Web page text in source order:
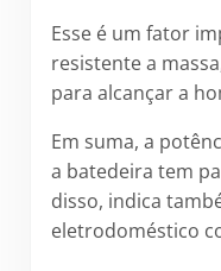
Esse é um fator
resistente a
para alcançar a
Em suma, a
a batedeira tem
disso, indica
eletrodoméstico